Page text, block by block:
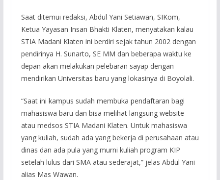
Saat ditemui redaksi, Abdul Yani Setiawan, SIKom,
Ketua Yayasan Insan Bhakti Klaten, menyatakan kalau
STIA Madani Klaten ini berdiri sejak tahun 2002 dengan
pendirinya H. Sunarto, SE MM dan beberapa waktu ke
depan akan melakukan pelebaran sayap dengan
mendirikan Universitas baru yang lokasinya di Boyolali.
“Saat ini kampus sudah membuka pendaftaran bagi
mahasiswa baru dan bisa melihat langsung website
atau medsos STIA Madani Klaten. Untuk mahasiswa
yang kuliah, sudah ada yang bekerja di perusahaan atau
dinas dan ada pula yang murni kuliah program KIP
setelah lulus dari SMA atau sederajat,” jelas Abdul Yani
alias Mas Wawan.